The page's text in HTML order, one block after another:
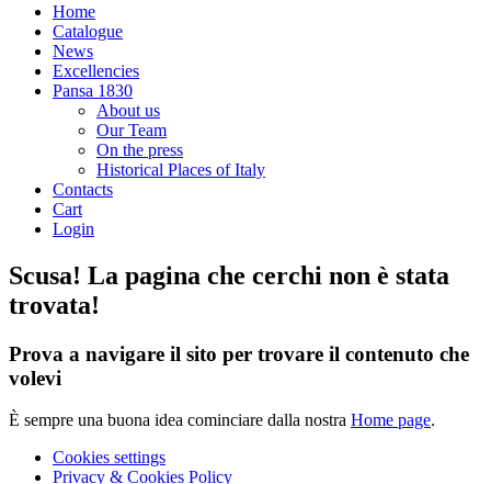
Home
Catalogue
News
Excellencies
Pansa 1830
About us
Our Team
On the press
Historical Places of Italy
Contacts
Cart
Login
Scusa! La pagina che cerchi non è stata
trovata!
Prova a navigare il sito per trovare il contenuto che
volevi
È sempre una buona idea cominciare dalla nostra Home page.
Cookies settings
Privacy & Cookies Policy